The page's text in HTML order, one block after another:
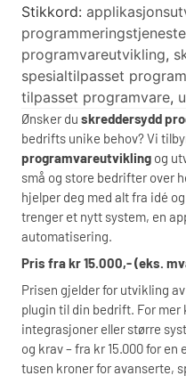
Stikkord:
programvareutvikling,
spesialtilpasset
tilpasset programvare,
Ønsker du skreddersydd
bedrifts unike behov? Vi
programvareutvikling og
små og store bedrifter over
hjelper deg med alt fra idé
trenger et nytt system, en
automatisering.
Pris fra kr 15.000,- (eks.
Prisen gjelder for utvikling
plugin til din bedrift. For
integrasjoner eller større
og krav – fra kr 15.000 for
tusen kroner for avanserte,